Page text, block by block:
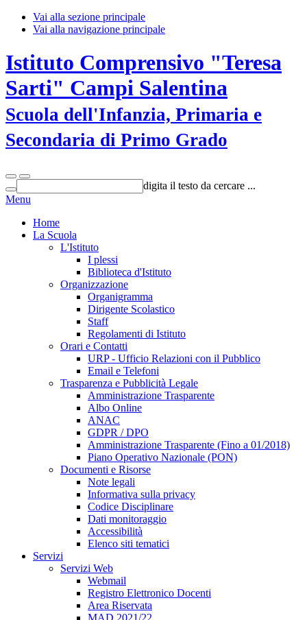
Vai alla sezione principale
Vai alla navigazione principale
Istituto Comprensivo "Teresa
Sarti" Campi Salentina
Scuola dell'Infanzia, Primaria e
Secondaria di Primo Grado
digita il testo da cercare ...
Menu
Home
La Scuola
L'Istituto
I plessi
Biblioteca d'Istituto
Organizzazione
Organigramma
Dirigente Scolastico
Staff
Regolamenti di Istituto
Orari e Contatti
URP - Ufficio Relazioni con il Pubblico
Email e Telefoni
Trasparenza e Pubblicità Legale
Amministrazione Trasparente
Albo Online
ANAC
GDPR / DPO
Amministrazione Trasparente (Fino a 01/2018)
Piano Operativo Nazionale (PON)
Documenti e Risorse
Note legali
Informativa sulla privacy
Codice Disciplinare
Dati monitoraggio
Accessibilità
Elenco siti tematici
Servizi
Servizi Web
Webmail
Registro Elettronico Docenti
Area Riservata
MAD 2021/22